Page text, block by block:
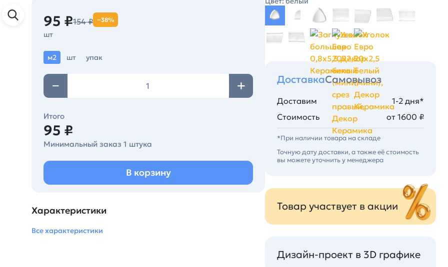
95 ₽154 ₽
шт
−38%
м2 шт упак
Итого
95 ₽
Минимальный заказ 1 штука
В корзину
Характеристики
Все характеристики
ДоставкаСамовывоз
Доставим
1-2 дня*
Стоимость
от 1600 ₽
*При наличии товара на складе
Точную дату доставки, а также её стоимость
вы можете уточнить у менеджера
Товар участвует в акции
Дизайн-проект в 3D графике